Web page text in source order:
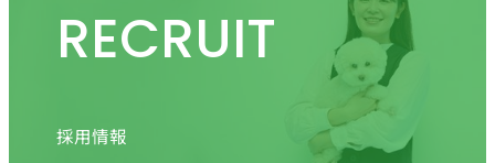
RECRUIT
採用情報